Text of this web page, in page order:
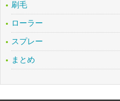
刷毛
ローラー
スプレー
まとめ